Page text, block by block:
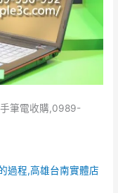
筆電收購,0989-
過程,高雄台南實體店